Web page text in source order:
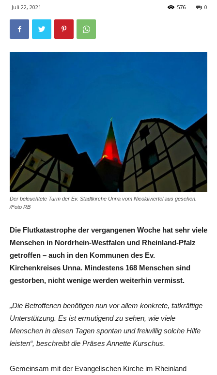
Juli 22, 2021 0
576
Der beleuchtete Turm der Ev. Stadtkirche Unna vom Nicolaiviertel aus gesehen.
/Foto RB
Die Flutkatastrophe der vergangenen Woche hat sehr viele
Menschen in Nordrhein-Westfalen und Rheinland-Pfalz
getroffen – auch in den Kommunen des Ev.
Kirchenkreises Unna. Mindestens 168 Menschen sind
gestorben, nicht wenige werden weiterhin vermisst.
„Die Betroffenen benötigen nun vor allem konkrete, tatkräftige
Unterstützung. Es ist ermutigend zu sehen, wie viele
Menschen in diesen Tagen spontan und freiwillig solche Hilfe
leisten“, beschreibt die Präses Annette Kurschus.
Gemeinsam mit der Evangelischen Kirche im Rheinland